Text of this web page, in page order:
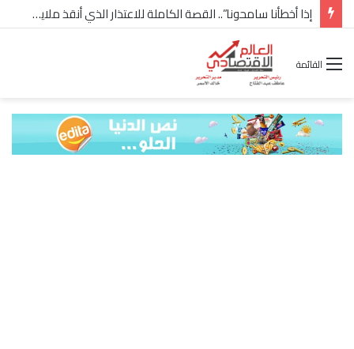
إذا أخطأنا سامحونا”.. القصة الكاملة للاعتذار الذي أنقذ ملايين “إعمار” في الساحل الشمالي
القائمة